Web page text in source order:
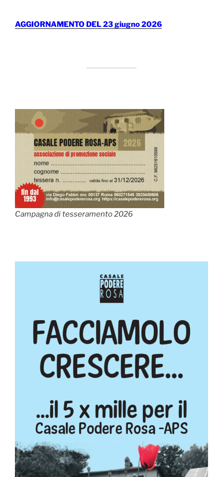
AGGIORNAMENTO DEL 23 giugno 2026
Campagna di tesseramento 2026